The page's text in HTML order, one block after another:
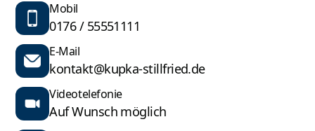
Mobil
0176 / 55551111
E-Mail
kontakt@kupka-stillfried.de
Videotelefonie
Auf Wunsch möglich